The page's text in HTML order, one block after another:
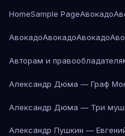
HomeSample PageАвокадо
АвокадоАвокадоАвокадо
Авторам и
Александр Дюма — Граф
Александр Дюма — Три
Александр Пушкин —